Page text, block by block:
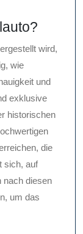
wird,
wie
und
exklusive
historischen
die
sich, auf
nach diesen
um das